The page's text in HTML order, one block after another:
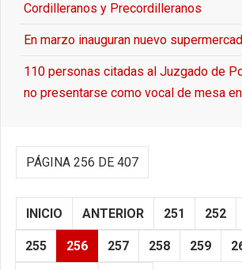
Cordilleranos y Precordilleranos
En marzo inauguran nuevo
110 personas citadas al Juzgado de
no presentarse como vocal de mesa
PÁGINA 256 DE 407
INICIO ANTERIOR 251 252
255 256 257 258 259